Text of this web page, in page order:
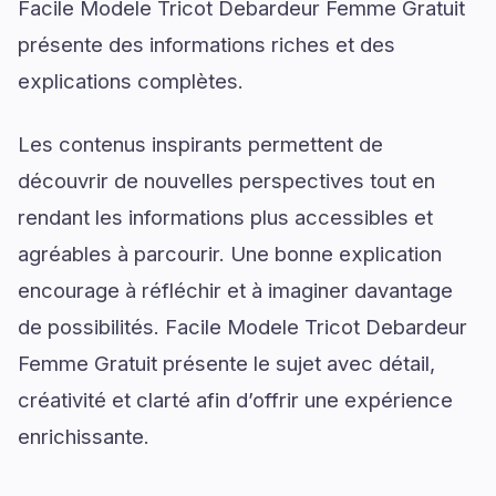
Facile Modele Tricot Debardeur Femme Gratuit
présente des informations riches et des
explications complètes.
Les contenus inspirants permettent de
découvrir de nouvelles perspectives tout en
rendant les informations plus accessibles et
agréables à parcourir. Une bonne explication
encourage à réfléchir et à imaginer davantage
de possibilités. Facile Modele Tricot Debardeur
Femme Gratuit présente le sujet avec détail,
créativité et clarté afin d’offrir une expérience
enrichissante.